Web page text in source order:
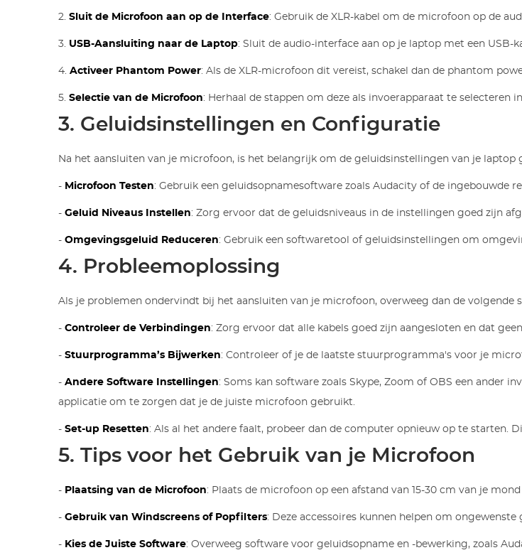
2.Sluit de Microfoon aan op de Interface: Gebruik de XLR-kabel om de microfoon op de
3. USB-Aansluiting naar de Laptop: Sluit de audio-interface aan op je laptop met een USB-
4.Activeer Phantom Power: Als de XLR-microfoon dit vereist, schakel dan de phantom
5.Selectie van de Microfoon: Herhaal de stappen om deze als invoerapparaat te selecteren
3. Geluidsinstellingen en Configuratie
Na het aansluiten van je microfoon, is het belangrijk om de geluidsinstellingen van je
- Microfoon Testen: Gebruik een geluidsopnamesoftware zoals Audacity of de
-Geluid Niveaus Instellen: Zorg ervoor dat de geluidsniveaus in de instellingen goed zijn
-Omgevingsgeluid Reduceren: Gebruik een softwaretool of geluidsinstellingen om
4. Probleemoplossing
Als je problemen ondervindt bij het aansluiten van je microfoon, overweeg dan de volgende
-Controleer de Verbindingen: Zorg ervoor dat alle kabels goed zijn aangesloten en dat
-Stuurprogramma’s Bijwerken: Controleer of je de laatste stuurprogramma's voor je
-Andere Software Instellingen: Soms kan software zoals Skype, Zoom of OBS een ander
applicatie om te zorgen dat je de juiste microfoon gebruikt.
-Set-up Resetten: Als al het andere faalt, probeer dan de computer opnieuw op te starten.
5. Tips voor het Gebruik van je Microfoon
- Plaatsing van de Microfoon: Plaats de microfoon op een afstand van 15-30 cm van je
-Gebruik van Windscreens of Popfilters: Deze accessoires kunnen helpen om
- Kies de Juiste Software: Overweeg software voor geluidsopname en -bewerking, zoals